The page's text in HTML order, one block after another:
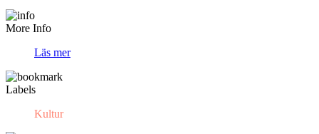
More Info
Läs mer
Labels
Kultur